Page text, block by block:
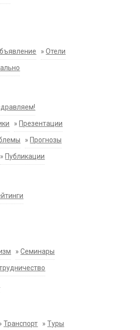
»Отели
» Презентации
» Прогнозы
» Публикации
»Семинары
Транспорт »Туры